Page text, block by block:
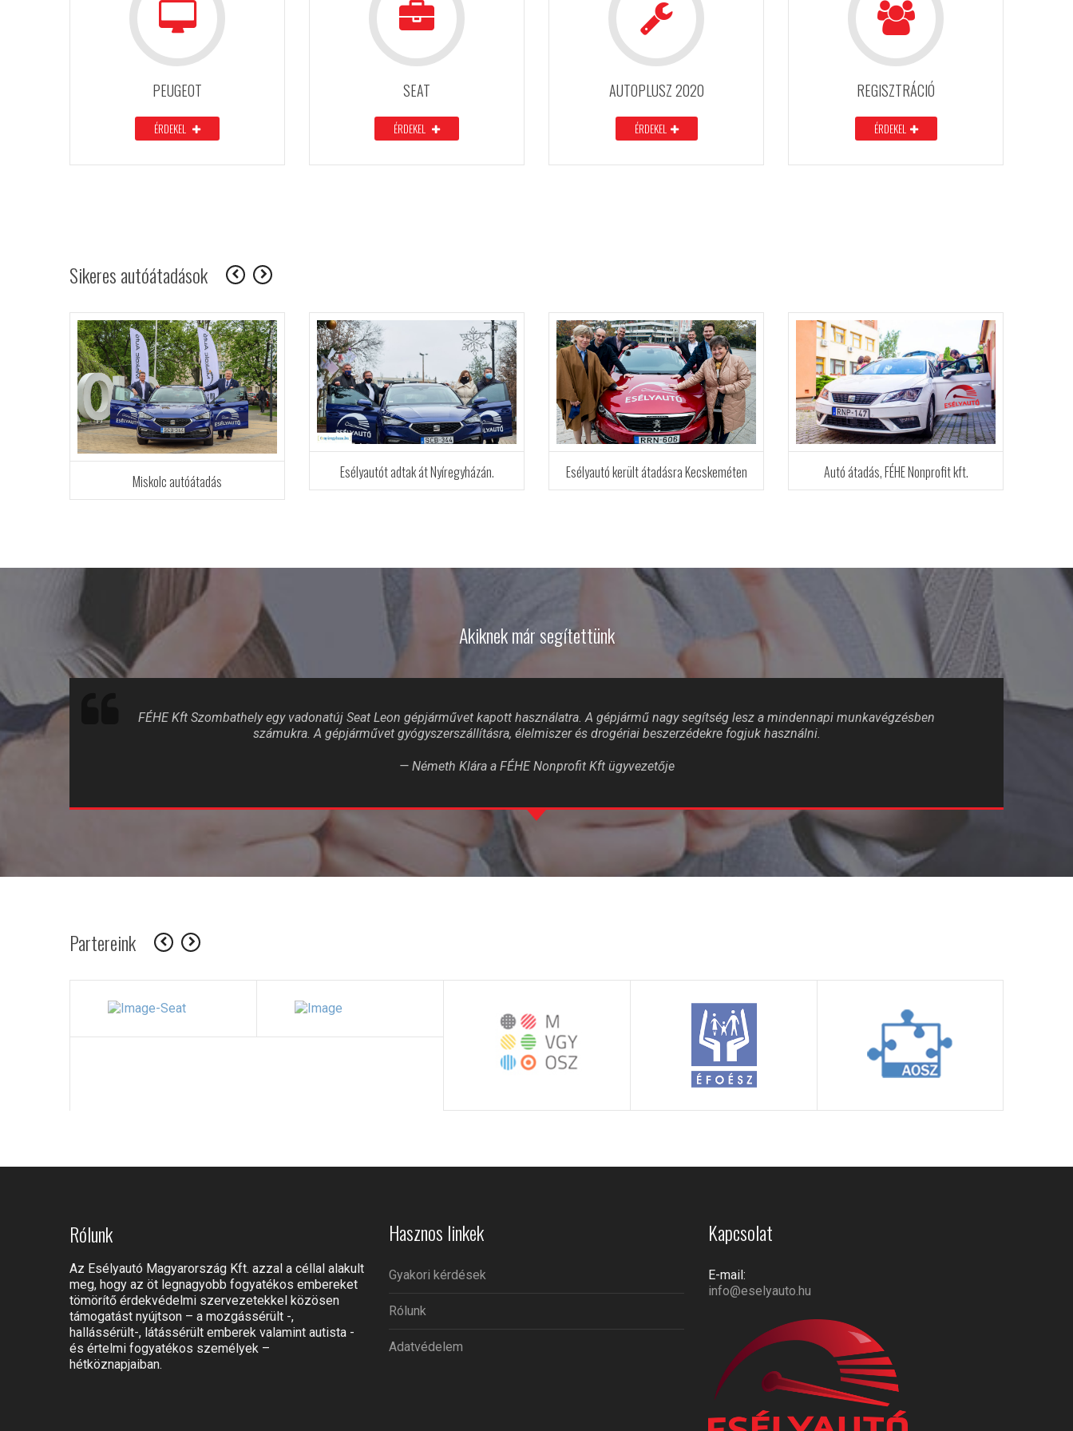
PEUGEOT
ÉRDEKEL
SEAT
ÉRDEKEL
AUTOPLUSZ 2020
ÉRDEKEL
REGISZTRÁCIÓ
ÉRDEKEL
Sikeres autóátadások
Miskolc autóátadás Esélyautót adtak át Nyíregyházán. Esélyautó került átadásra Kecskeméten Autó átadás, FÉHE Nonprofit kft.
Akiknek már segítettünk
FÉHE Kft Szombathely egy vadonatúj Seat Leon gépjárművet kapott használatra. A gépjármű nagy segítség lesz a mindennapi munkavégzésben
számukra. A gépjárművet gyógyszerszállításra, élelmiszer és drogériai beszerzédekre fogjuk használni.
Németh Klára a FÉHE Nonprofit Kft ügyvezetője
Partereink
Rólunk
Az Esélyautó Magyarország Kft. azzal a céllal alakult
meg, hogy az öt legnagyobb fogyatékos embereket
tömörítő érdekvédelmi szervezetekkel közösen
támogatást nyújtson – a mozgássérült -,
hallássérült-, látássérült emberek valamint autista -
és értelmi fogyatékos személyek –
hétköznapjaiban.
Hasznos linkek
Gyakori kérdések
Rólunk
Adatvédelem
Kapcsolat
E-mail:
info@eselyauto.hu